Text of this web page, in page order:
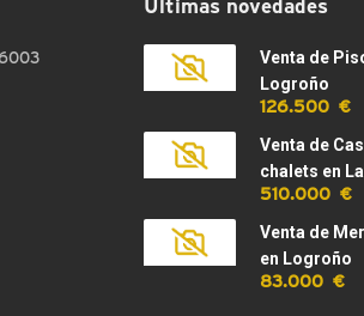
Venta de
Logroño
126.500 €
Venta de
chalets en
510.000 €
Venta de
en Logroño
83.000 €